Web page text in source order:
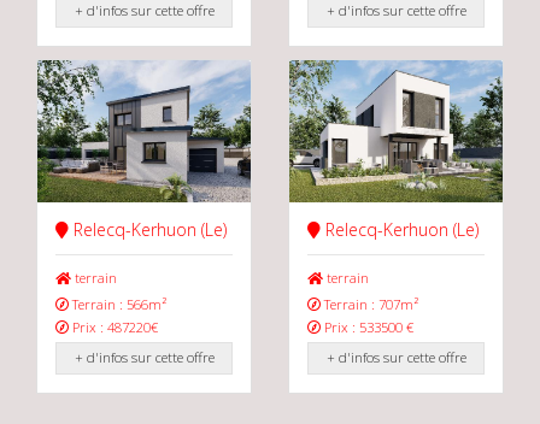
+ d'infos sur cette offre
+ d'infos sur cette offre
Relecq-Kerhuon (Le)
terrain
Terrain : 566m²
Prix : 487220€
+ d'infos sur cette offre
Relecq-Kerhuon (Le)
terrain
Terrain : 707m²
Prix : 533500 €
+ d'infos sur cette offre